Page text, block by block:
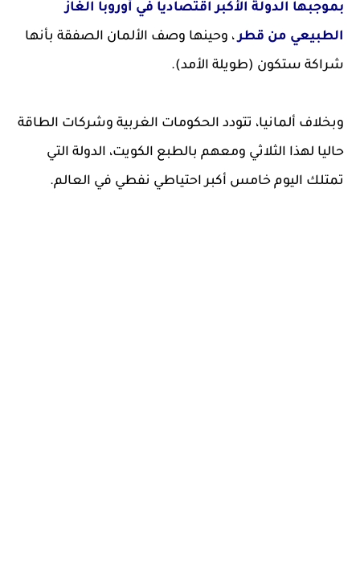
بموجبها الدولة الأكبر اقتصاديا في أوروبا الغاز
الطبيعي من قطر، وحينها وصف الألمان الصفقة بأنها
شراكة ستكون (طويلة الأمد).
وبخلاف ألمانيا، تتودد الحكومات الغربية وشركات الطاقة
حاليا لهذا الثلاثي ومعهم بالطبع الكويت، الدولة التي
تمتلك اليوم خامس أكبر احتياطي نفطي في العالم.